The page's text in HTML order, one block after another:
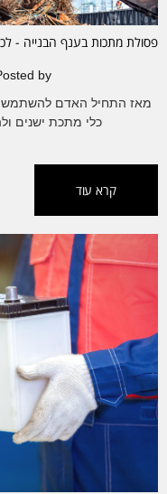
פסולת מתכות בענף הבנייה -
by
מאז התחיל האדם להשתמש
כלי מתכת ישנים
קרא עוד